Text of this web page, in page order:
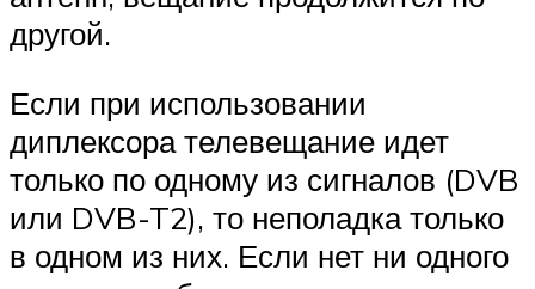
другой.
Если при использовании
диплексора телевещание идет
только по одному из сигналов (DVB
или DVB-T2), то неполадка только
в одном из них. Если нет ни одного